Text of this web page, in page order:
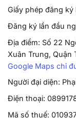
Giấy phép đăng ký
Đăng ký lần đầu
Địa điểm: Số 22
Xuân Trung, Quận
Google Maps chỉ
Người đại diện:
Điện thoại:
Mã số thuế: